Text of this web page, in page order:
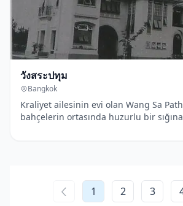
วังสระปทุม
Bangkok
Kraliyet ailesinin evi olan Wang Sa
bahçelerin ortasında huzurlu bir
1 2 3